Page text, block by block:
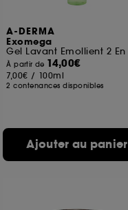
A-DERMA
Exomega
À partir de 14,00€
7,00€ / 100ml
2 contenances disponibles
Ajouter au panier